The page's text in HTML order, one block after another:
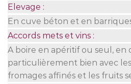
Elevage :
En cuve béton et en
Accords mets et vins :
A boire en apéritif ou seul, en
particulièrement bien avec
fromages affinés et les fruits